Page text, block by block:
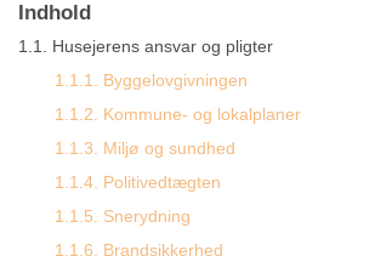
Indhold
1.1. Husejerens ansvar og pligter
1.1.1. Byggelovgivningen
1.1.2. Kommune- og lokalplaner
1.1.3. Miljø og sundhed
1.1.4. Politivedtægten
1.1.5. Snerydning
1.1.6. Brandsikkerhed